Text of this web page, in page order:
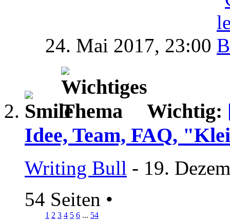
24. Mai 2017, 23:00
Wichtig:
Idee, Team, FAQ,
Writing Bull - 19.
54 Seiten •
1 2 3 4 5 6 ... 54